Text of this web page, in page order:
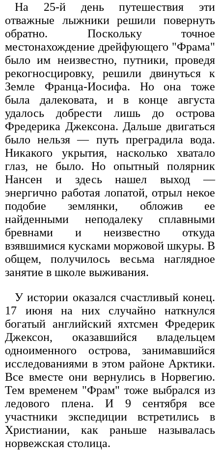
На 25-й день путешествия эти
отважные лыжники решили повернуть
обратно. Поскольку точное
местонахождение дрейфующего "Фрама"
было им неизвестно, путники, проведя
рекогносцировку, решили двинуться к
Земле Франца-Иосифа. Но она тоже
была далековата, и в конце августа
удалось добрести лишь до острова
Фредерика Джексона. Дальше двигаться
было нельзя — путь преградила вода.
Никакого укрытия, насколько хватало
глаз, не было. Но опытный полярник
Нансен и здесь нашел выход —
энергично работая лопатой, отрыл некое
подобие землянки, обложив ее
найденными неподалеку сплавными
бревнами и неизвестно откуда
взявшимися кусками моржовой шкуры. В
общем, получилось весьма наглядное
занятие в школе выживания.
У истории оказался счастливый конец.
17 июня на них случайно наткнулся
богатый английский яхтсмен Фредерик
Джексон, оказавшийся владельцем
одноименного острова, занимавшийся
исследованиями в этом районе Арктики.
Все вместе они вернулись в Норвегию.
Тем временем "Фрам" тоже выбрался из
ледового плена. И 9 сентября все
участники экспедиции встретились в
Христиании, как раньше называлась
норвежская столица.